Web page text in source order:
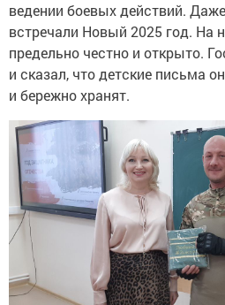
ведении боевых действий.
встречали Новый 2025 год. На
предельно честно и открыто.
и сказал, что детские письма
и бережно хранят.